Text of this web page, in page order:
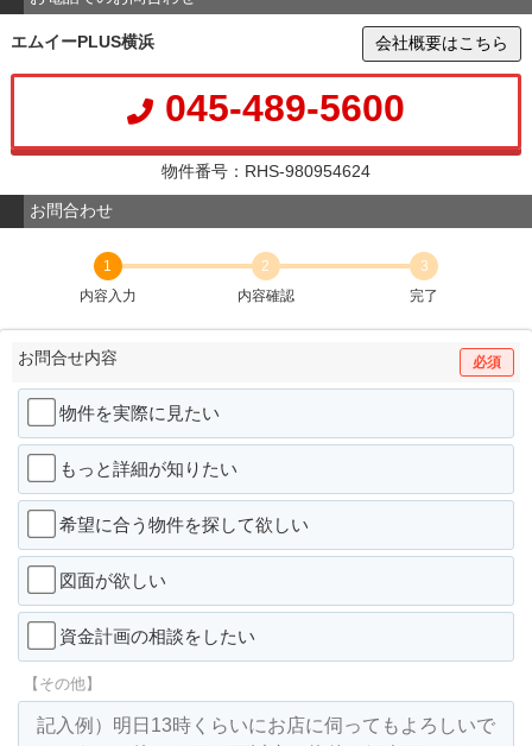
エムイーPLUS横浜 会社概要はこちら
045-489-5600
物件番号：RHS-980954624
お問合わせ
1
内容入力
2
内容確認
3
完了
お問合せ内容 必須
物件を実際に見たい
もっと詳細が知りたい
希望に合う物件を探して欲しい
図面が欲しい
資金計画の相談をしたい
【その他】